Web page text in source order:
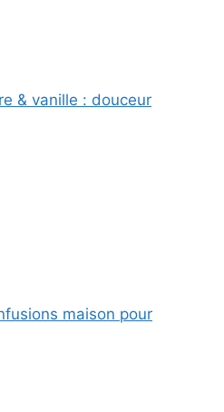
& vanille : douceur
maison pour